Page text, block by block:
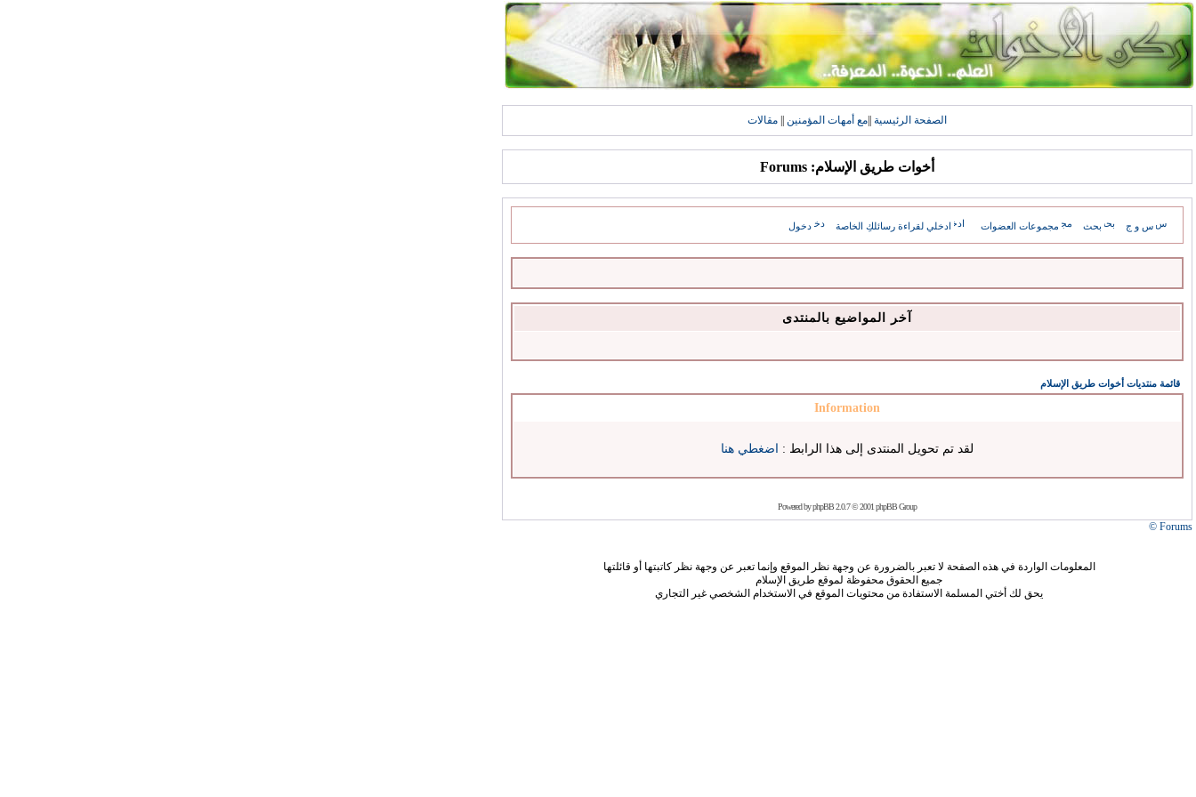
الصفحة الرئيسية مع أمهات المؤمنين مقالات
أخوات طريق الإسلام: Forums
س و ج بحث مجموعات العضوات ادخلي لقراءة رسائلكِ الخاصة دخول
آخر المواضيع بالمنتدى
قائمة منتديات أخوات طريق الإسلام
Information
لقد تم تحويل المنتدى إلى هذا الرابط : اضغطي هنا
Powered byphpBB2.0.7 © 2001 phpBB Group
Forums ©
المعلومات الواردة في هذه الصفحة لا تعبر بالضرورة عن وجهة نظر الموقع وإنما تعبر عن وجهة نظر كاتبتها أو قائلتها
جميع الحقوق محفوظة لموقع طريق الإسلام
يحق لك أختي المسلمة الاستفادة من محتويات الموقع في الاستخدام الشخصي غير التجاري